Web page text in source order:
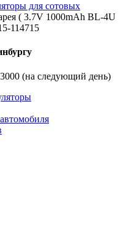
для сотовых
( 3.7V 1000mAh BL-4U
114715
3000 (на следующий день)